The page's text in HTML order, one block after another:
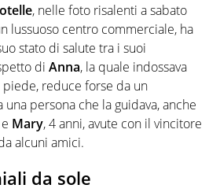
, nelle foto risalenti a sabato
lussuoso centro commerciale, ha
stato di salute tra i suoi
di Anna, la quale indossava
reduce forse da un
persona che la guidava, anche
Mary, 4 anni, avute con il vincitore
alcuni amici.
da sole